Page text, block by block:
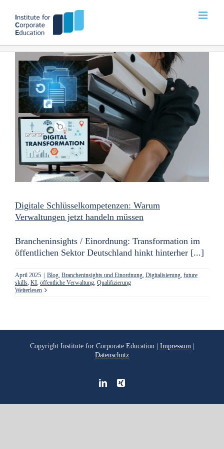
Inhalt
springen
Digitale Schlüsselkompetenzen: Warum
Verwaltungen jetzt handeln müssen
Brancheninsights / Einordnung: Transformation im
öffentlichen Sektor Deutschland hinkt hinterher [...]
April 2025 | Blog Brancheninsights und Einordnung Digitalisierung future
skills KI öffentliche Verwaltung Qualifizierung
Weiterlesen
Copyright Institute for Corporate Education | Impressum |
Datenschutz
LinkedInXing